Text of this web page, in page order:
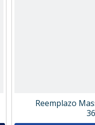
Reemplazo